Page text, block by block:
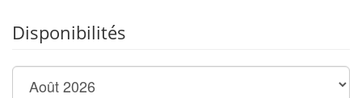
Disponibilités